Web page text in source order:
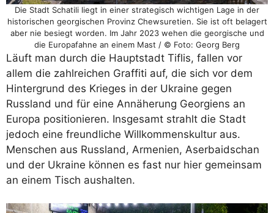
Die Stadt Schatili liegt in einer strategisch wichtigen Lage in der
historischen georgischen Provinz Chewsuretien. Sie ist oft belagert
aber nie besiegt worden. Im Jahr 2023 wehen die georgische und
die Europafahne an einem Mast / © Foto: Georg Berg
Läuft man durch die Hauptstadt Tiflis, fallen vor
allem die zahlreichen Graffiti auf, die sich vor dem
Hintergrund des Krieges in der Ukraine gegen
Russland und für eine Annäherung Georgiens an
Europa positionieren. Insgesamt strahlt die Stadt
jedoch eine freundliche Willkommenskultur aus.
Menschen aus Russland, Armenien, Aserbaidschan
und der Ukraine können es fast nur hier gemeinsam
an einem Tisch aushalten.